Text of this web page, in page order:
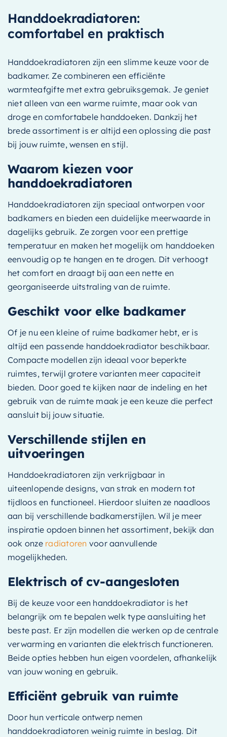
Handdoekradiatoren:
comfortabel en praktisch
Handdoekradiatoren zijn een slimme keuze voor de
badkamer. Ze combineren een efficiënte
warmteafgifte met extra gebruiksgemak. Je geniet
niet alleen van een warme ruimte, maar ook van
droge en comfortabele handdoeken. Dankzij het
brede assortiment is er altijd een oplossing die past
bij jouw ruimte, wensen en stijl.
Waarom kiezen voor
handdoekradiatoren
Handdoekradiatoren zijn speciaal ontworpen voor
badkamers en bieden een duidelijke meerwaarde in
dagelijks gebruik. Ze zorgen voor een prettige
temperatuur en maken het mogelijk om handdoeken
eenvoudig op te hangen en te drogen. Dit verhoogt
het comfort en draagt bij aan een nette en
georganiseerde uitstraling van de ruimte.
Geschikt voor elke badkamer
Of je nu een kleine of ruime badkamer hebt, er is
altijd een passende handdoekradiator beschikbaar.
Compacte modellen zijn ideaal voor beperkte
ruimtes, terwijl grotere varianten meer capaciteit
bieden. Door goed te kijken naar de indeling en het
gebruik van de ruimte maak je een keuze die perfect
aansluit bij jouw situatie.
Verschillende stijlen en
uitvoeringen
Handdoekradiatoren zijn verkrijgbaar in
uiteenlopende designs, van strak en modern tot
tijdloos en functioneel. Hierdoor sluiten ze naadloos
aan bij verschillende badkamerstijlen. Wil je meer
inspiratie opdoen binnen het assortiment, bekijk dan
ook onze radiatoren voor aanvullende
mogelijkheden.
Elektrisch of cv-aangesloten
Bij de keuze voor een handdoekradiator is het
belangrijk om te bepalen welk type aansluiting het
beste past. Er zijn modellen die werken op de centrale
verwarming en varianten die elektrisch functioneren.
Beide opties hebben hun eigen voordelen, afhankelijk
van jouw woning en gebruik.
Efficiënt gebruik van ruimte
Door hun verticale ontwerp nemen
handdoekradiatoren weinig ruimte in beslag. Dit